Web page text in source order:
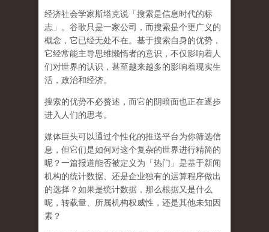
经济社会学家斯塔克说「搜索是信息时代的标
志」。谷歌只是一家公司，而搜索是个更广义的
概念，它已经无处不在。基于搜索自身的优势，
它经常能主导思维懒惰者的意识，不仅影响着人
们对世界的认识， 甚至越来越多的影响着现实生
活，政治和经济。
搜索的优势不必赘述，而它的阴暗面也正在逐步
进入人们的思考。
媒体巨头可以通过个性化的推送平台为你筛选信
息，但它们是如何对这个复杂的世界进行精简的
呢？一篇报道能否被定义为「热门」是基于新闻
机构的统计数据、还是企业独有的运算程序做出
的选择？如果是统计数据，那么根据又是什么
呢，转载量、所属机构权威性，还是其他未知因
素？